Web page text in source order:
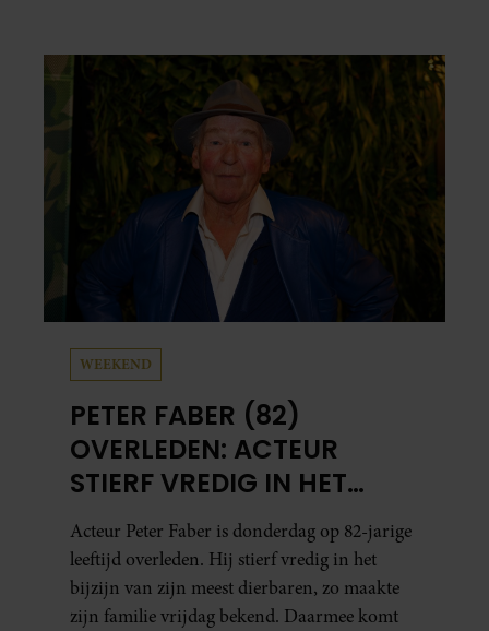
WEEKEND
PETER FABER (82)
OVERLEDEN: ACTEUR
STIERF VREDIG IN HET
BIJZIJN VAN ZIJN MEEST
DIERBAREN
Acteur Peter Faber is donderdag op 82-jarige
leeftijd overleden. Hij stierf vredig in het
bijzijn van zijn meest dierbaren, zo maakte
zijn familie vrijdag bekend. Daarmee komt